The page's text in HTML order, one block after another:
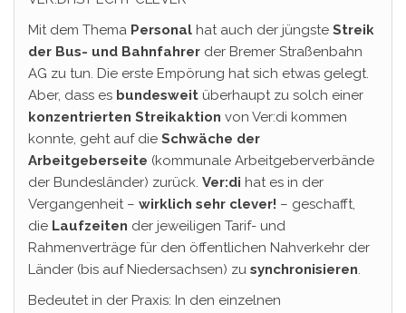
Mit dem Thema Personal hat auch der jüngste Streik
der Bus- und Bahnfahrer der Bremer Straßenbahn
AG zu tun. Die erste Empörung hat sich etwas gelegt.
Aber, dass es bundesweit überhaupt zu solch einer
konzentrierten Streikaktion von Ver:di kommen
konnte, geht auf die Schwäche der
Arbeitgeberseite (kommunale Arbeitgeberverbände
der Bundesländer) zurück. Ver:di hat es in der
Vergangenheit – wirklich sehr clever! – geschafft,
die Laufzeiten der jeweiligen Tarif- und
Rahmenverträge für den öffentlichen Nahverkehr der
Länder (bis auf Niedersachsen) zu synchronisieren.
Bedeutet in der Praxis: In den einzelnen